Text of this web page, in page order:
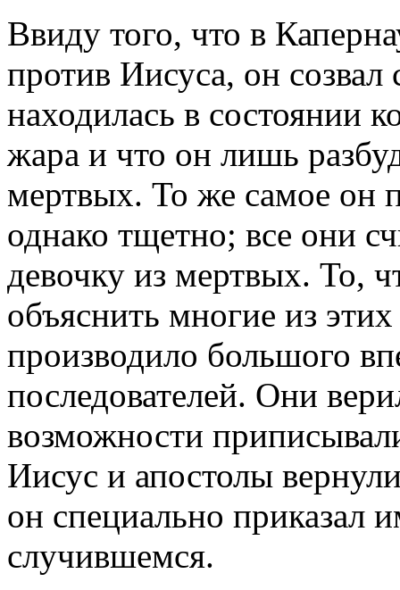
Ввиду того, что в
против Иисуса, он
находилась в состоянии
жара и что он лишь
мертвых. То же самое он
однако тщетно; все они
девочку из мертвых. То,
объяснить многие из
производило большого
последователей. Они
возможности
Иисус и апостолы
он специально приказал
случившемся.